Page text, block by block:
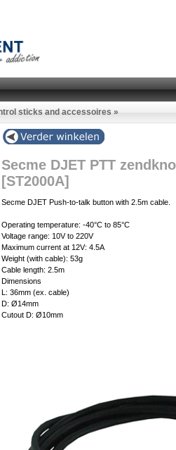
sticks and accessoires »
Secme DJET PTT
[ST2000A]
Secme DJET Push-to-talk button with 2.5m cable.
Operating temperature: -40°C to 85°C
Voltage range: 10V to 220V
Maximum current at 12V: 4.5A
Weight (with cable): 53g
Cable length: 2.5m
Dimensions
L: 36mm (ex. cable)
D: Ø14mm
Cutout D: Ø10mm